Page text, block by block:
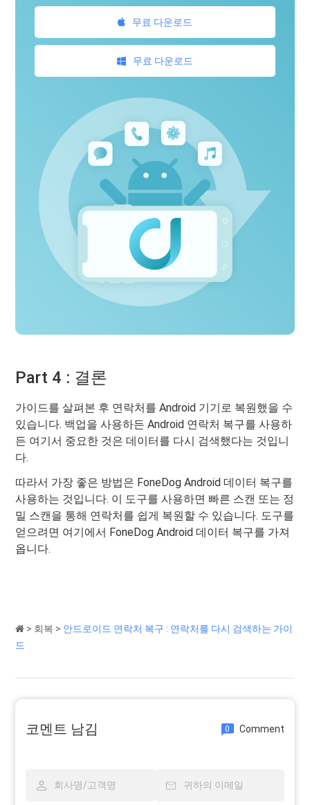
무료 다운로드
무료 다운로드
Part 4 : 결론
가이드를 살펴본 후 연락처를 Android 기기로 복원했을 수
있습니다. 백업을 사용하든 Android 연락처 복구를 사용하
든 여기서 중요한 것은 데이터를 다시 검색했다는 것입니
다.
따라서 가장 좋은 방법은 FoneDog Android 데이터 복구를
사용하는 것입니다. 이 도구를 사용하면 빠른 스캔 또는 정
밀 스캔을 통해 연락처를 쉽게 복원할 수 있습니다. 도구를
얻으려면 여기에서 FoneDog Android 데이터 복구를 가져
옵니다.
> 회복 > 안드로이드 연락처 복구 : 연락처를 다시 검색하는 가이
드
코멘트 남김 0 Comment